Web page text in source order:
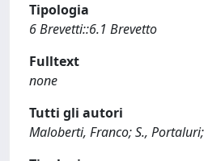
Tipologia
6 Brevetti::6.1 Brevetto
Fulltext
none
Tutti gli autori
Maloberti, Franco; S.,